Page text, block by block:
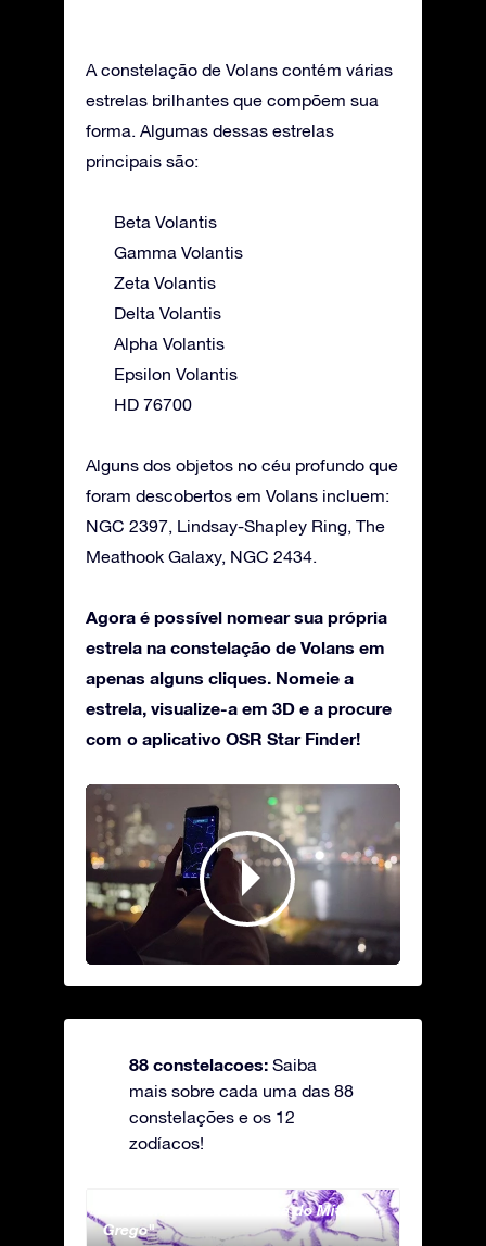
A constelação de Volans contém várias
estrelas brilhantes que compõem sua
forma. Algumas dessas estrelas
principais são:
Beta Volantis
Gamma Volantis
Zeta Volantis
Delta Volantis
Alpha Volantis
Epsilon Volantis
HD 76700
Alguns dos objetos no céu profundo que
foram descobertos em Volans incluem:
NGC 2397, Lindsay-Shapley Ring, The
Meathook Galaxy, NGC 2434.
Agora é possível nomear sua própria
estrela na constelação de Volans em
apenas alguns cliques. Nomeie a
estrela, visualize-a em 3D e a procure
com o aplicativo OSR Star Finder!
88 constelacoes: Saiba
mais sobre cada uma das 88
constelações e os 12
zodíacos!
Andromeda - A Princesa do Mito
Grego